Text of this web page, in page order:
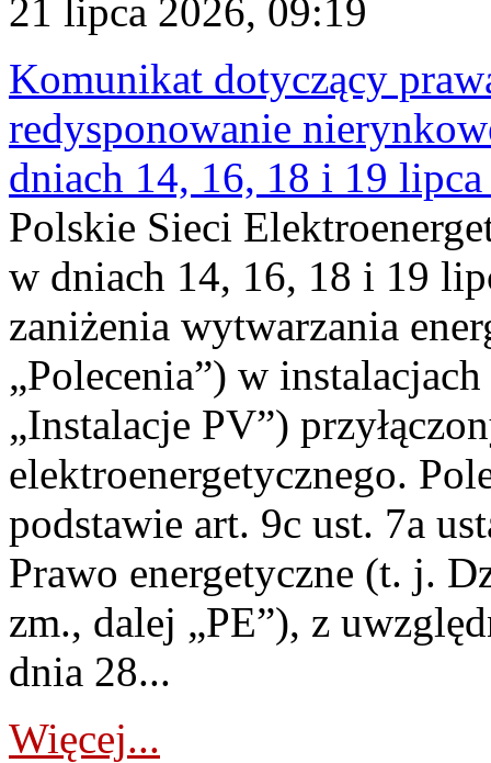
21 lipca 2026, 09:19
Komunikat dotyczący
redysponowanie
dniach 14, 16, 18 i 19
Polskie Sieci
w dniach 14, 16, 18 i 19
zaniżenia wytwarzania
„Polecenia”) w
„Instalacje PV”)
elektroenergetycznego.
podstawie art. 9c ust. 7a
Prawo energetyczne (t. j.
zm., dalej „PE”), z
dnia 28...
Więcej...